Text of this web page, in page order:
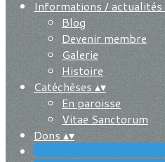
Informations / actualités
Blog
Devenir membre
Galerie
Histoire
Catéchèses▴▾
En paroisse
Vitae Sanctorum
Dons▴▾